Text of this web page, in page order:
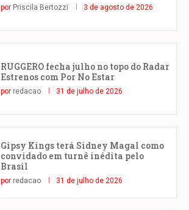
por Priscila Bertozzi 3 de agosto de 2026
RUGGERO fecha julho no topo do Radar
Estrenos com Por No Estar
por redacao 31 de julho de 2026
Gipsy Kings terá Sidney Magal como
convidado em turnê inédita pelo
Brasil
por redacao 31 de julho de 2026